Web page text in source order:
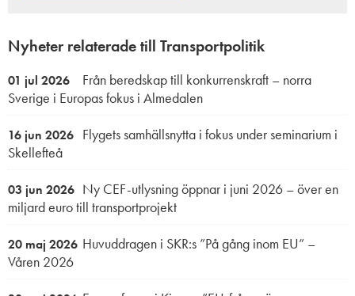
Nyheter relaterade till Transportpolitik
01 jul 2026
Från beredskap till konkurrenskraft – norra
Sverige i Europas fokus i Almedalen
16 jun 2026 Flygets samhällsnytta i fokus under seminarium i
Skellefteå
03 jun 2026 Ny CEF-utlysning öppnar i juni 2026 – över en
miljard euro till transportprojekt
20 maj 2026 Huvuddragen i SKR:s ”På gång inom EU” –
Våren 2026